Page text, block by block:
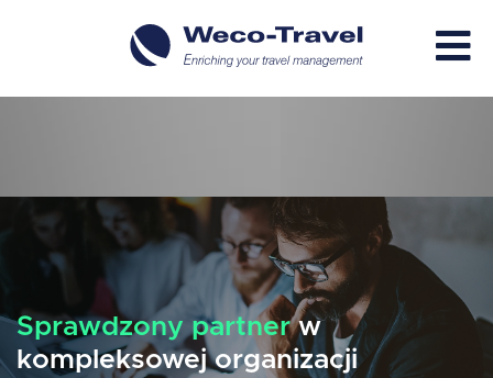
Sprawdzony partnerw
kompleksowej organizacji